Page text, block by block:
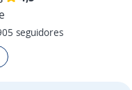
seguidores